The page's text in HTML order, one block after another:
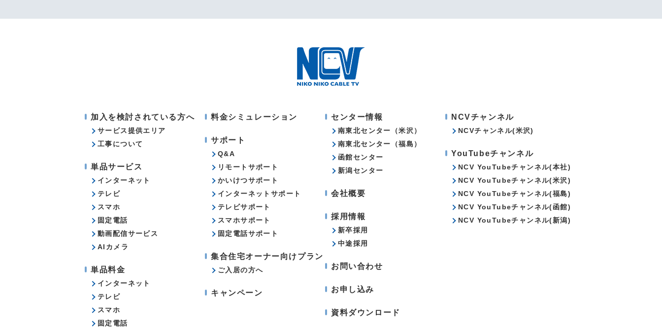
加入を検討されている方へ
サービス提供エリア
工事について
単品サービス
インターネット
テレビ
スマホ
固定電話
動画配信サービス
AIカメラ
単品料金
インターネット
テレビ
スマホ
固定電話
料金シミュレーション
サポート
Q&A
リモートサポート
かいけつサポート
インターネットサポート
テレビサポート
スマホサポート
固定電話サポート
集合住宅オーナー向けプラン
ご入居の方へ
キャンペーン
センター情報
南東北センター（米沢）
南東北センター（福島）
函館センター
新潟センター
会社概要
採用情報
新卒採用
中途採用
お問い合わせ
お申し込み
資料ダウンロード
NCVチャンネル
NCVチャンネル(米沢)
YouTubeチャンネル
NCV YouTubeチャンネル(本社)
NCV YouTubeチャンネル(米沢)
NCV YouTubeチャンネル(福島)
NCV YouTubeチャンネル(函館)
NCV YouTubeチャンネル(新潟)